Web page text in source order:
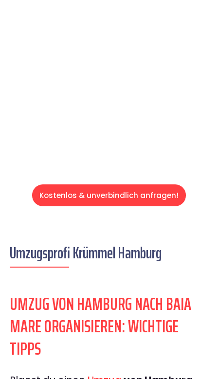
Kostenlos & unverbindlich anfragen!
Umzugsprofi Krümmel Hamburg
UMZUG VON HAMBURG NACH BAIA
MARE ORGANISIEREN: WICHTIGE
TIPPS